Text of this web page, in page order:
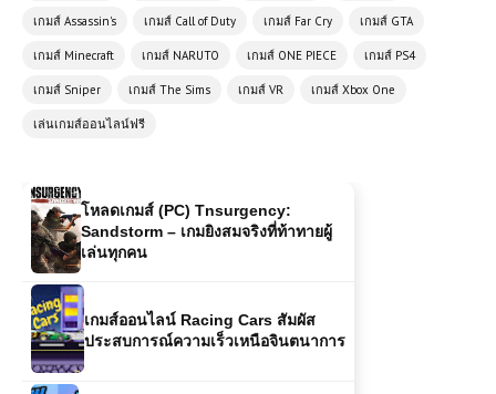
เกมส์ Assassin's เกมส์ Call of Duty เกมส์ Far Cry เกมส์ GTA
เกมส์ Minecraft เกมส์ NARUTO เกมส์ ONE PIECE เกมส์ PS4
เกมส์ Sniper เกมส์ The Sims เกมส์ VR เกมส์ Xbox One
เล่นเกมส์ออนไลน์ฟรี
เกมส์ออนไลน์ War Simulator เกม
จำลองสงครามสุดสมจริง วางกลยุทธ์
พิชิตศัตรูในสมรภูมิเดือด
โหลดเกมส์ (PC) Sniper Elite ภาค 3
โหลดเกมส์ (PC) Tnsurgency:
Sandstorm – เกมยิงสมจริงที่ท้าทายผู้
เล่นทุกคน
เกมส์ออนไลน์ Racing Cars สัมผัส
ประสบการณ์ความเร็วเหนือจินตนาการ